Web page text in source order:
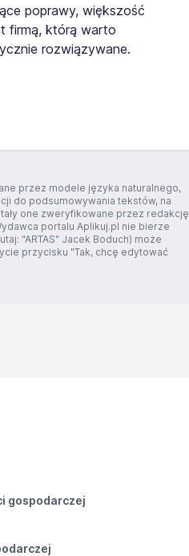
poprawy, większość
firmą, którą warto
rozwiązywane.
przez modele języka naturalnego,
do podsumowywania tekstów, na
one zweryfikowane przez redakcję
portalu Aplikuj.pl nie bierze
"ARTAS" Jacek Boduch) może
przycisku "Tak, chcę edytować
gospodarczej